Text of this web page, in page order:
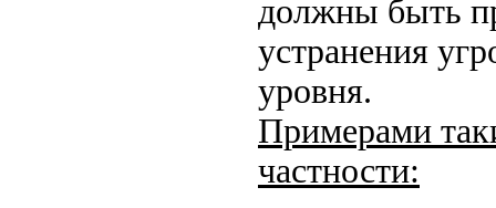
должны быть
устранения
уровня.
Примерами
частности: